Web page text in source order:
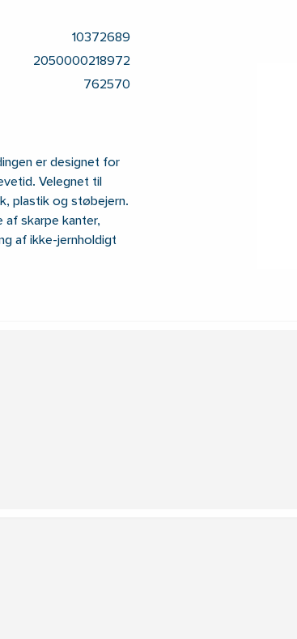
10372689
2050000218972
762570
er designet for
Velegnet til
plastik og støbejern.
af skarpe kanter,
af ikke-jernholdigt